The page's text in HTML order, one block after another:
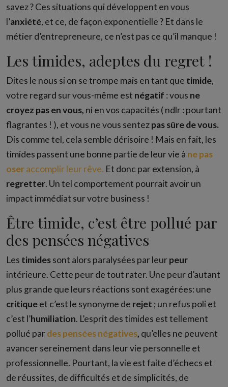
savez ? Ces situations qui développent en vous
l’anxiété, et ce, de façon exponentielle ? Et dans le
métier d’entrepreneure, ce n’est pas ce qu’il manque !
Les timides, adeptes du regret !
Dites le nous si on se trompe mais en tant que timide,
votre regard sur vous-même est négatif : vous ne
croyez pas en vous, ni en vos capacités ( ndlr : pourtant
flagrantes ! ), et vous ne vous sentezpas sûre de vous.
Dis comme tel, cela semble dérisoire ! Mais en fait, les
timides passent une bonne partie de leur vie à ne pas
oseraccomplir leur rêve. Et donc par extension, à
regretter. Un tel comportement pourrait avoir un
impact immédiat sur votre business !
Être timide, c’est être pollué par
des pensées négatives
Les timidessont alors paralysées par leurpeur
intérieure. Cette peur de tout rater. Une peur d’autant
plus grande que leurs réactions sont exagérées: une
critiqueet c’est le synonyme de rejet ; un refus poli et
c’est l’humiliation. L’esprit des timides est tellement
pollué pardes pensées négatives, qu’elles ne peuvent
avancer sereinement dans leur vie personnelle et
professionnelle. Pourtant, la vie est faite d’échecs et
de réussites, de difficultés et de simplicités, de